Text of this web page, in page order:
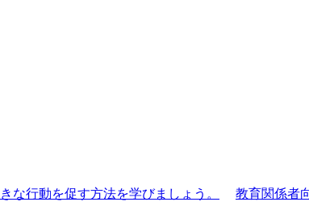
な行動を促す方法を学びましょう。 教育関係者